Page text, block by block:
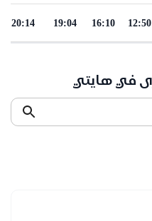
12:50
16:10
19:04
20:14
في هايتي